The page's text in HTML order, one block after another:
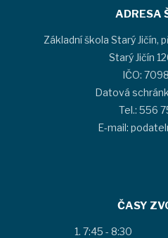
ADRESA
Základní škola Starý Jičín,
Starý Jičín
IČO:
Datová
Tel.: 556
E-mail:
ČASY
7:45 - 8:30